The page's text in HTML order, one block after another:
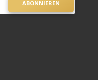
ABONNIEREN